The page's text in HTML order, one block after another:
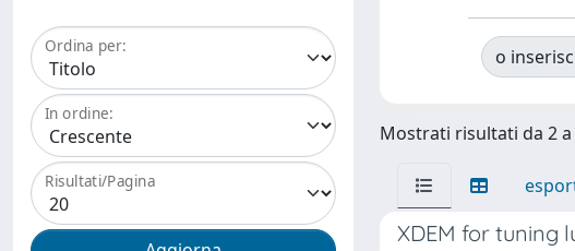
Ordina per:
In ordine:
Risultati/Pagina
o
Mostrati risultati da 2 a
XDEM for tuning